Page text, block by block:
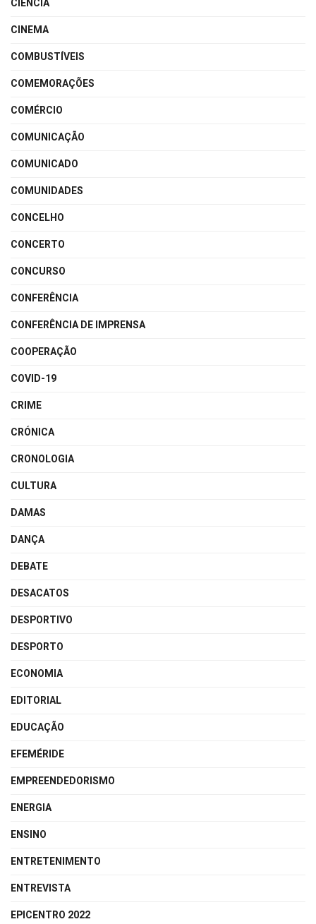
CIÊNCIA
CINEMA
COMBUSTÍVEIS
COMEMORAÇÕES
COMÉRCIO
COMUNICAÇÃO
COMUNICADO
COMUNIDADES
CONCELHO
CONCERTO
CONCURSO
CONFERÊNCIA
CONFERÊNCIA DE IMPRENSA
COOPERAÇÃO
COVID-19
CRIME
CRÓNICA
CRONOLOGIA
CULTURA
DAMAS
DANÇA
DEBATE
DESACATOS
DESPORTIVO
DESPORTO
ECONOMIA
EDITORIAL
EDUCAÇÃO
EFEMÉRIDE
EMPREENDEDORISMO
ENERGIA
ENSINO
ENTRETENIMENTO
ENTREVISTA
EPICENTRO 2022